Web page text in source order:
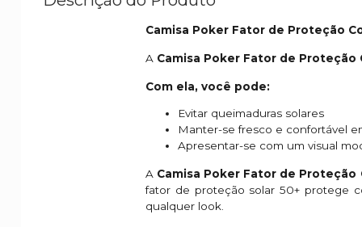
Camisa Poker Fator de Proteção
A Camisa Poker Fator de Proteção
Com ela, você pode:
Evitar queimaduras solares
Manter-se fresco e confortável
Apresentar-se com um visual
A Camisa Poker Fator de Proteção
fator de proteção solar 50+ protege
qualquer look.